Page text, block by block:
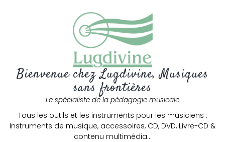
Bienvenue chez Lugdivine, Musiques
sans frontières
Le spécialiste de la pédagogie musicale
Tous les outils et les instruments pour les musiciens :
Instruments de musique, accessoires, CD, DVD, Livre-CD &
contenu multimédia…